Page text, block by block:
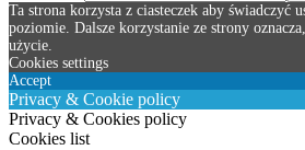
Ta strona korzysta z ciasteczek aby świadczyć
poziomie. Dalsze korzystanie ze strony
użycie.
Cookies settings
Accept
Privacy & Cookie policy
Privacy & Cookies policy
Cookies list